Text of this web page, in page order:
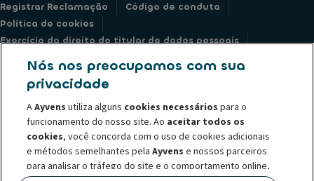
Registrar Reclamação
Código de conduta
Política de cookies
Exercício do direito do titular de dados pessoais
Societe Generale
Whistleblowing
© 2026 O Grupo Ayvens é líder global em mobilidade sustentável, oferece
serviços de locação de longo prazo, assinatura flexíveis, serviços de
Nós nos preocupamos com sua
privacidade
AAyvens utiliza alguns cookies necessários para o
funcionamento do nosso site. Ao aceitar todos os
cookies, você concorda com o uso de cookies adicionais
e métodos semelhantes pelaAyvens e nossos parceiros
para analisar o tráfego do site e o comportamento online,